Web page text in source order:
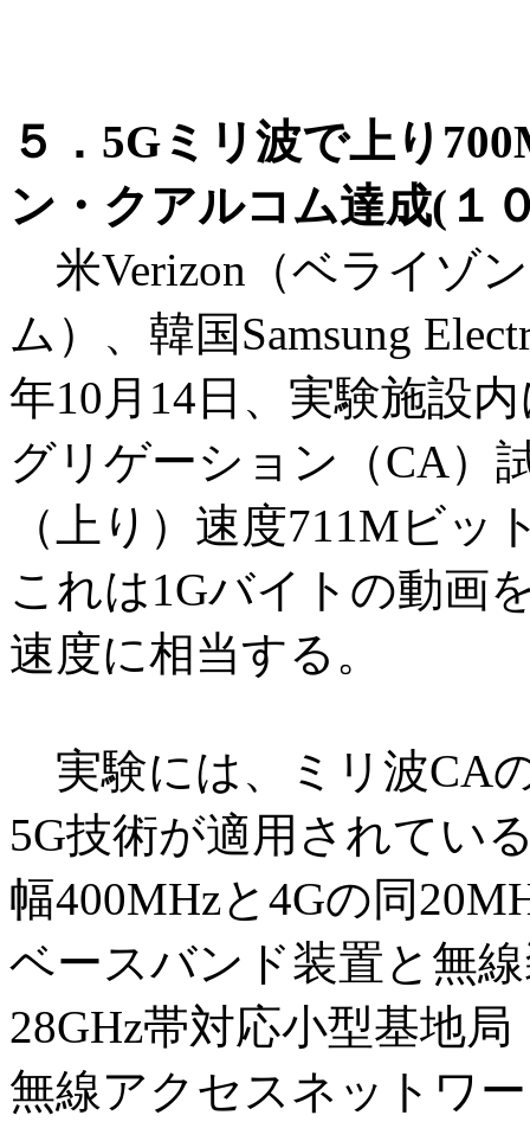
５．5Gミリ波で上り
ン・クアルコム達成(
米Verizon（ベライゾ
ム）、韓国Samsung
年10月14日、実験施設
グリゲーション（CA）
（上り）速度711Mビ
これは1Gバイトの動画
速度に相当する。
実験には、ミリ波CA
5G技術が適用されてい
幅400MHzと4Gの同
ベースバンド装置と無
28GHz帯対応小型基地局
無線アクセスネットワ